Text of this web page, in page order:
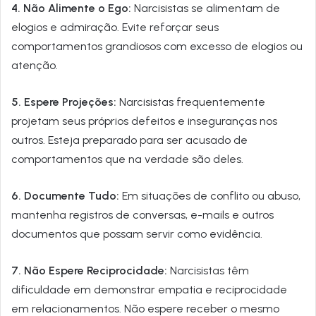
4. Não Alimente o Ego: Narcisistas se alimentam de
elogios e admiração. Evite reforçar seus
comportamentos grandiosos com excesso de elogios ou
atenção.
5. Espere Projeções: Narcisistas frequentemente
projetam seus próprios defeitos e inseguranças nos
outros. Esteja preparado para ser acusado de
comportamentos que na verdade são deles.
6. Documente Tudo: Em situações de conflito ou abuso,
mantenha registros de conversas, e-mails e outros
documentos que possam servir como evidência.
7. Não Espere Reciprocidade: Narcisistas têm
dificuldade em demonstrar empatia e reciprocidade
em relacionamentos. Não espere receber o mesmo